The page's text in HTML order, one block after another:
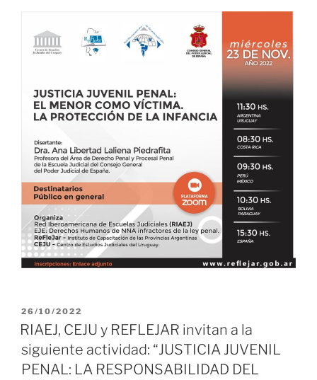
PUBLICADO
EL
26/10/2022
RIAEJ, CEJU y REFLEJAR invitan a la
siguiente actividad: “JUSTICIA JUVENIL
PENAL: LA RESPONSABILIDAD DEL